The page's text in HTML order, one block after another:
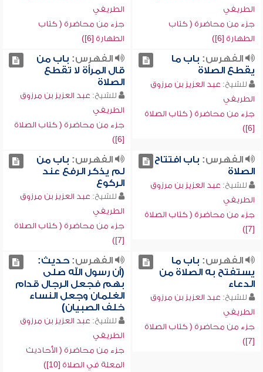
الطريفي
جزء من محاضرة ( كتاب
الطهارة [6])
الطريفي
جزء من محاضرة ( كتاب
الطهارة [6])
الفهرس: باب ما
يقطع الصلاة
للشيخ: عبد العزيز بن مرزوق
الطريفي
جزء من محاضرة ( كتاب الصلاة
[6])
الفهرس: باب من
قال المرأة لا تقطع
الصلاة
للشيخ: عبد العزيز بن مرزوق
الطريفي
جزء من محاضرة ( كتاب الصلاة
[6])
الفهرس: باب افتتاح
الصلاة
للشيخ: عبد العزيز بن مرزوق
الطريفي
جزء من محاضرة ( كتاب الصلاة
[7])
الفهرس: باب من
لم يذكر الرفع عند
الركوع
للشيخ: عبد العزيز بن مرزوق
الطريفي
جزء من محاضرة ( كتاب الصلاة
[7])
الفهرس: باب ما
يستفتح به الصلاة من
الدعاء
للشيخ: عبد العزيز بن مرزوق
الطريفي
جزء من محاضرة ( كتاب الصلاة
[7])
الفهرس:حديث:
(أن رسول الله صلى
بهم فجعل الرجال قدام
الغلمان وجعل النساء
خلف الصبيان)
للشيخ: عبد العزيز بن مرزوق
الطريفي
جزء من محاضرة ( الأحاديث
المعلة في الصلاة [10])